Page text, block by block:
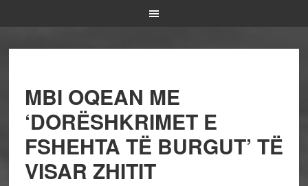
MBI OQEAN ME
‘DORËSHKRIMET E
FSHEHTA TË BURGUT’ TË
VISAR ZHITIT